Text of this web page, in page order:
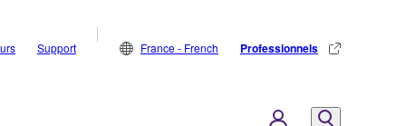
Support France - French Professionnels